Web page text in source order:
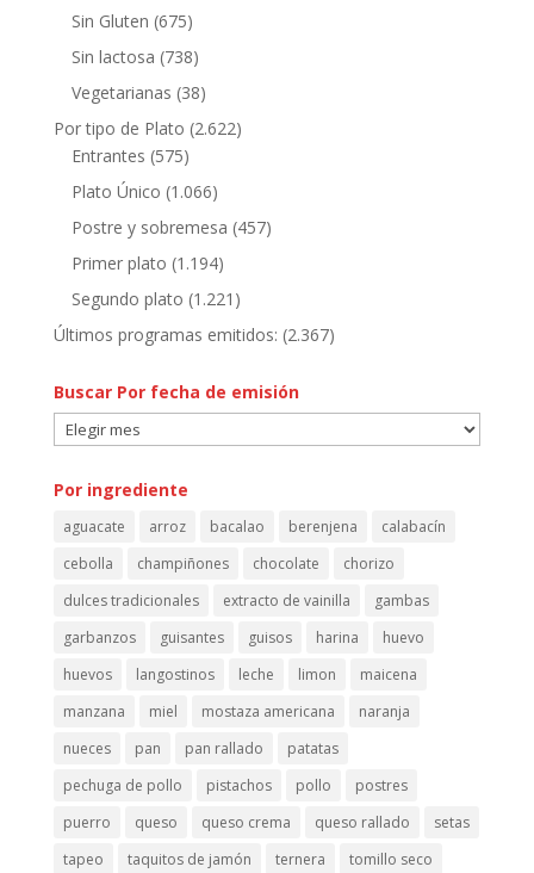
Sin Gluten (675)
Sin lactosa (738)
Vegetarianas (38)
Por tipo de Plato (2.622)
Entrantes (575)
Plato Único (1.066)
Postre y sobremesa (457)
Primer plato (1.194)
Segundo plato (1.221)
Últimos programas emitidos: (2.367)
Buscar Por fecha de emisión
Buscar
Por
fecha
emisión
Por ingrediente
aguacate arroz bacalao berenjena
calabacín
cebolla
champiñones chocolate
chorizo
dulces tradicionales
extracto de vainilla
gambas
garbanzos
guisantes guisos harina
huevo
huevos
langostinos leche limon
maicena
manzana
miel mostaza americana
naranja
nueces
pan pan rallado
patatas
pechuga de pollo
pistachos pollo
postres
puerro
queso queso crema queso rallado
setas
tapeo
taquitos de jamón ternera tomillo seco